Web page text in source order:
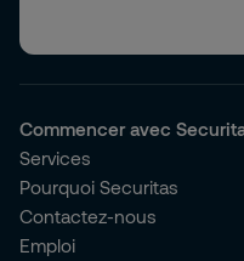
Commencer avec
Services
Pourquoi Securitas
Contactez-nous
Emploi